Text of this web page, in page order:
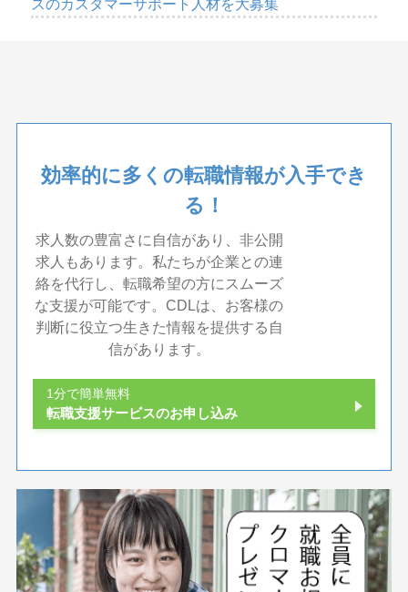
スのカスタマーサポート人材を大募集
効率的に多くの転職情報が入手でき
る！
求人数の豊富さに自信があり、非公開
求人もあります。私たちが企業との連
絡を代行し、転職希望の方にスムーズ
な支援が可能です。CDLは、お客様の
判断に役立つ生きた情報を提供する自
信があります。
1分で簡単無料
転職支援サービスのお申し込み